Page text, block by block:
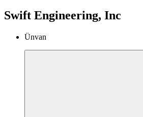
Swift Engineering, Inc
Ünvan